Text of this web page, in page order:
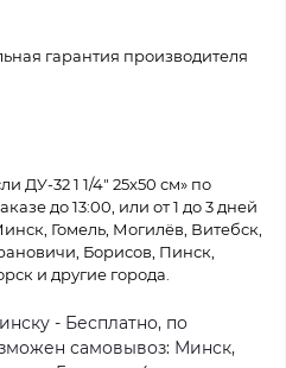
гарантия производителя
ДУ-32 1 1/4" 25x50 см» по
до 13:00, или от 1 до 3 дней
Гомель, Могилёв, Витебск,
Борисов, Пинск,
и другие города.
- Бесплатно, по
самовывоз: Минск,